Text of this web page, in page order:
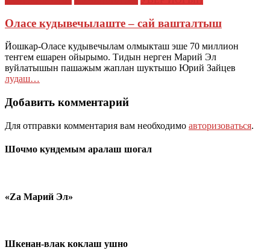
Оласе кудывечылаште – сай вашталтыш
Йошкар-Оласе кудывечылам олмыкташ эше 70 миллион
теҥгем ешарен ойырымо. Тидын нерген Марий Эл
вуйлатышын пашажым жаплан шуктышо Юрий Зайцев
лудаш…
Добавить комментарий
Для отправки комментария вам необходимо авторизоваться.
Шочмо кундемым аралаш шогал
«Zа Марий Эл»
Шкенан-влак коклаш ушно